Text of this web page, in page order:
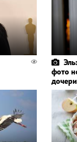
фото
дочери